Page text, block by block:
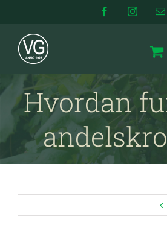
content
Facebook
Hvordan